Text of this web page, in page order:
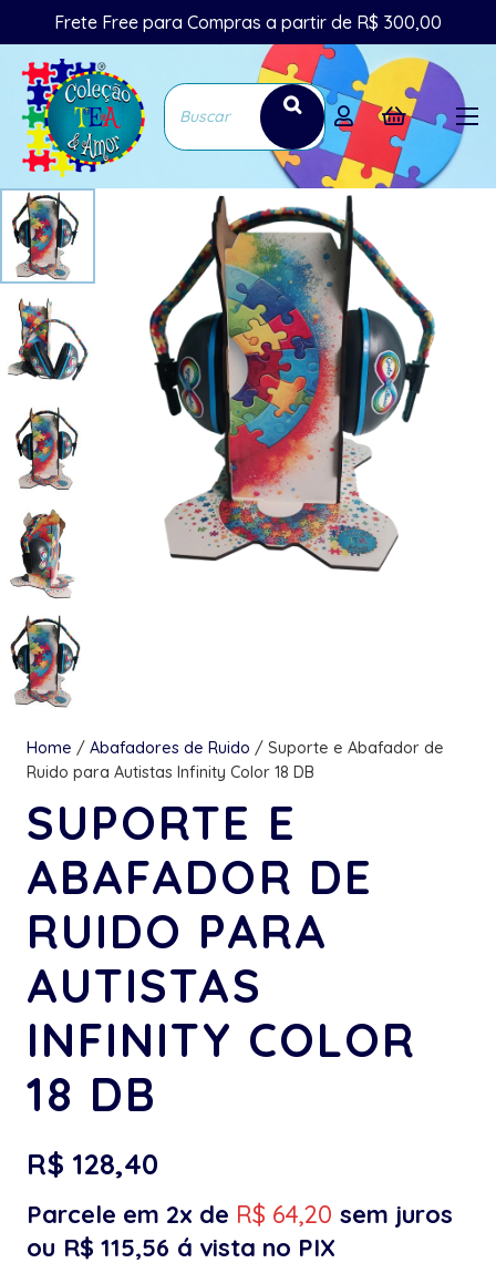
Frete Free para Compras a partir de R$ 300,00
Home / Abafadores de Ruido / Suporte e Abafador de
Ruido para Autistas Infinity Color 18 DB
SUPORTE E
ABAFADOR DE
RUIDO PARA
AUTISTAS
INFINITY COLOR
18 DB
R$ 128,40
Parcele em 2x de R$ 64,20 sem juros
ou R$ 115,56 á vista no PIX